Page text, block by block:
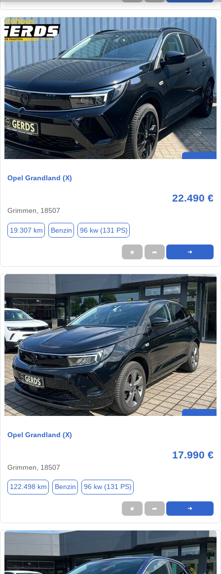
Opel Grandland (X)
22.490 €
Grimmen, 18507
19.307 km Benzin 96 kw (131 PS)
★ ➦ ➜
Opel Grandland (X)
17.990 €
Grimmen, 18507
122.498 km Benzin 96 kw (131 PS)
★ ➦ ➜